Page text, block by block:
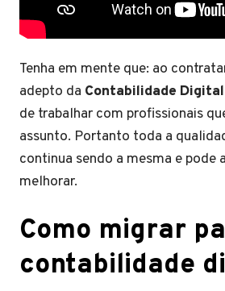
Tenha em mente que: ao
adepto da Contabilidade Digital
de trabalhar com profissionais
assunto. Portanto toda a
continua sendo a mesma e pode
melhorar.
Como migrar
contabilidade